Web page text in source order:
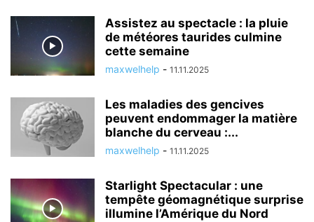
Assistez au spectacle : la pluie
de météores taurides culmine
cette semaine
maxwelhelp - 11.11.2025
Les maladies des gencives
peuvent endommager la matière
blanche du cerveau :...
maxwelhelp - 11.11.2025
Starlight Spectacular : une
tempête géomagnétique surprise
illumine l’Amérique du Nord